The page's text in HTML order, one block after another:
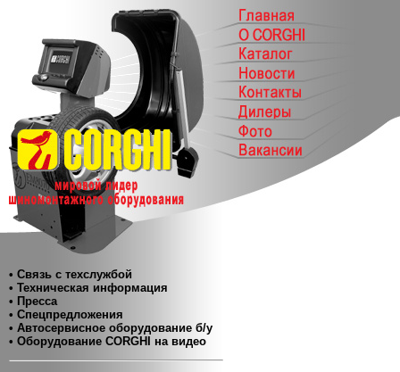
• Связь с техслужбой
• Техническая информация
• Пресса
• Спецпредложения
• Автосервисное оборудование б/у
• Оборудование CORGHI на видео